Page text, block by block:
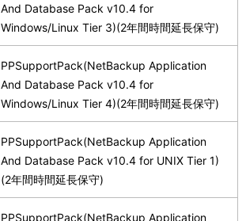
And Database Pack v10.4 for
Windows/Linux Tier 3)(2年間時間延長保守)
PPSupportPack(NetBackup Application
And Database Pack v10.4 for
Windows/Linux Tier 4)(2年間時間延長保守)
PPSupportPack(NetBackup Application
And Database Pack v10.4 for UNIX Tier 1)
(2年間時間延長保守)
PPSupportPack(NetBackup Application